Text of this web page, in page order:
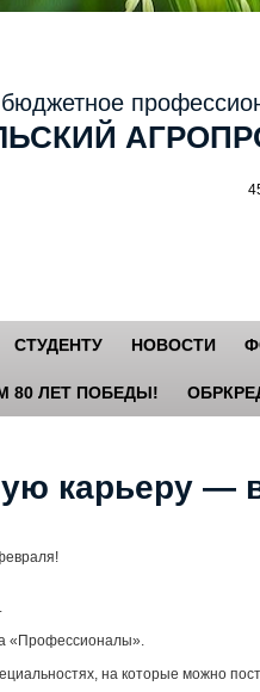
СТУДЕНТУ НОВОСТИ
80 ЛЕТ ПОБЕДЫ!
карьеру
«Профессионалы».
на которые можно